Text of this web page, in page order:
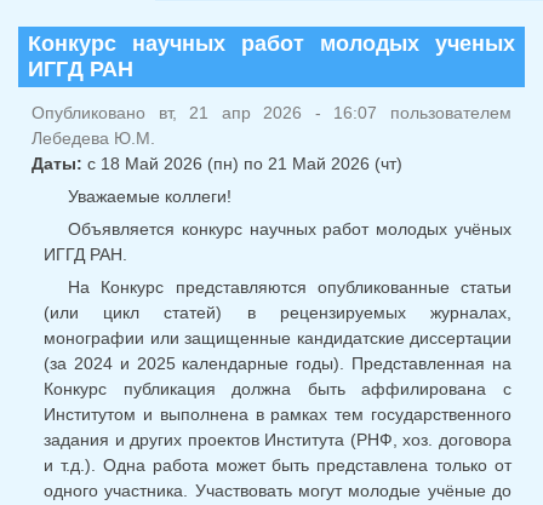
Конкурс научных работ молодых ученых
ИГГД РАН
Опубликовано вт, 21 апр 2026 - 16:07 пользователем
Лебедева Ю.М.
Даты: с 18 Май 2026 (пн) по 21 Май 2026 (чт)
Уважаемые коллеги!
Объявляется конкурс научных работ молодых учёных
ИГГД РАН.
На Конкурс представляются опубликованные статьи
(или цикл статей) в рецензируемых журналах,
монографии или защищенные кандидатские диссертации
(за 2024 и 2025 календарные годы). Представленная на
Конкурс публикация должна быть аффилирована с
Институтом и выполнена в рамках тем государственного
задания и других проектов Института (РНФ, хоз. договора
и т.д.). Одна работа может быть представлена только от
одного участника. Участвовать могут молодые учёные до